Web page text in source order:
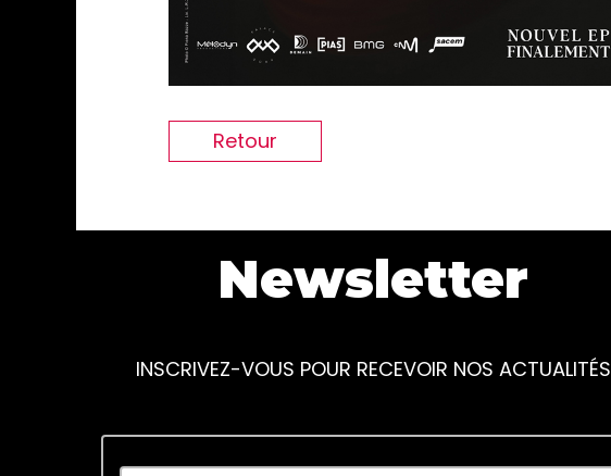
Retour
Newsletter
INSCRIVEZ-VOUS POUR RECEVOIR NOS ACTUALITÉS